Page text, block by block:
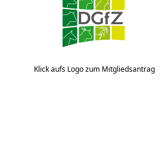
Klick aufs Logo zum Mitgliedsantrag